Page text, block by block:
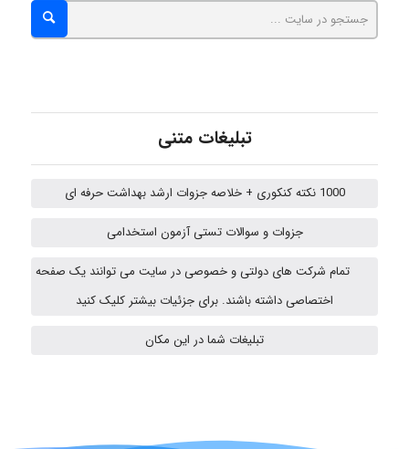
Jafar Tym
تبلیغات متنی
1000 نکته کنکوری + خلاصه جزوات ارشد بهداشت حرفه ای
جزوات و سوالات تستی آزمون استخدامی
تمام شرکت های دولتی و خصوصی در سایت می توانند یک صفحه
اختصاصی داشته باشند. برای جزئیات بیشتر کلیک کنید
تبلیغات شما در این مکان